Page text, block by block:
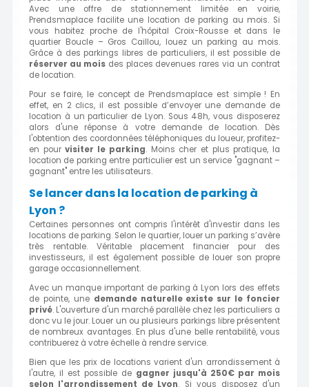
Avec une offre de stationnement limitée en voirie,
Prendsmaplace facilite une location de parking au mois. Si
vous habitez proche de l'hôpital Croix-Rousse et dans le
quartier Boucle – Gros Caillou, louez un parking au mois.
Grâce à des parkings libres de particuliers, il est possible de
réserver au moisdes places devenues rares via un contrat
de location.
Pour se faire, le concept de Prendsmaplace est simple ! En
effet, en 2 clics, il est possible d’envoyer une demande de
location à un particulier de Lyon. Sous 48h, vous disposerez
alors d'une réponse à votre demande de location. Dès
l'obtention des coordonnées téléphoniques du loueur, profitez-
en pourvisiter le parking. Moins cher et plus pratique, la
location de parking entre particulier est un service "gagnant –
gagnant" entre les utilisateurs.
Se lancer dans la location de parking à
Lyon ?
Certaines personnes ont compris l'intérêt d'investir dans les
locations de parking. Selon le quartier, louer un parking s’avère
très rentable. Véritable placement financier pour des
investisseurs, il est également possible de louer son propre
garage occasionnellement.
Avec un manque important de parking à Lyon lors des effets
de pointe, une demande naturelle existe sur le foncier
privé. L'ouverture d'un marché parallèle chez les particuliers a
donc vu le jour. Louer un ou plusieurs parkings libre présentent
de nombreux avantages. En plus d'une belle rentabilité, vous
contribuerez à votre échelle à rendre service.
Bien que les prix de locations varient d'un arrondissement à
l'autre, il est possible de gagner jusqu'à 250€ par mois
selon l'arrondissement de Lyon. Si vous disposez d'un